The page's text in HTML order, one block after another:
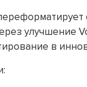
улучшение
в